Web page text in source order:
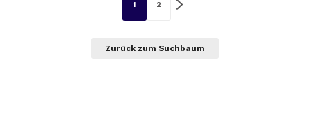
1 2
Zurück zum Suchbaum